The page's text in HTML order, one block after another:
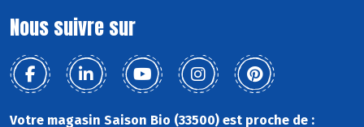
Nous suivre sur
Votre magasin Saison Bio (33500) est proche de :